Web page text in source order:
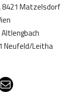
Matzelsdorf
Neufeld/Leitha